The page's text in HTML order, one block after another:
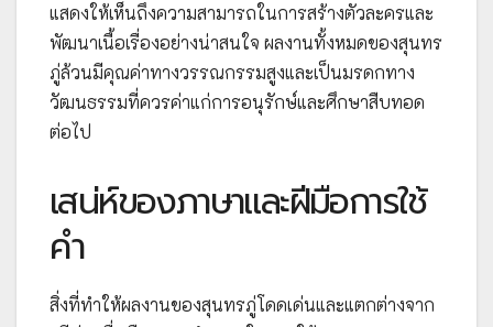
แสดงให้เห็นถึงความสามารถในการสร้างตัวละครและ
พัฒนาเนื้อเรื่องอย่างน่าสนใจ ผลงานทั้งหมดของสุนทร
ภู่ล้วนมีคุณค่าทางวรรณกรรมสูงและเป็นมรดกทาง
วัฒนธรรมที่ควรค่าแก่การอนุรักษ์และศึกษาสืบทอด
ต่อไป
เสน่ห์ของภาษาและฝีมือการใช้
คำ
สิ่งที่ทำให้ผลงานของสุนทรภู่โดดเด่นและแตกต่างจาก